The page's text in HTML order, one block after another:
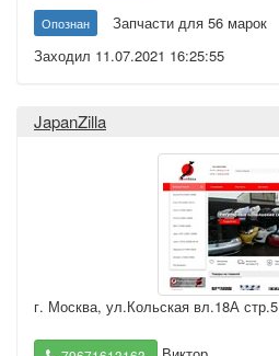
Опознан Запчасти для 56 марок
Заходил 11.07.2021 16:25:55
JapanZilla
г. Москва, ул.Кольская вл.18А стр.5